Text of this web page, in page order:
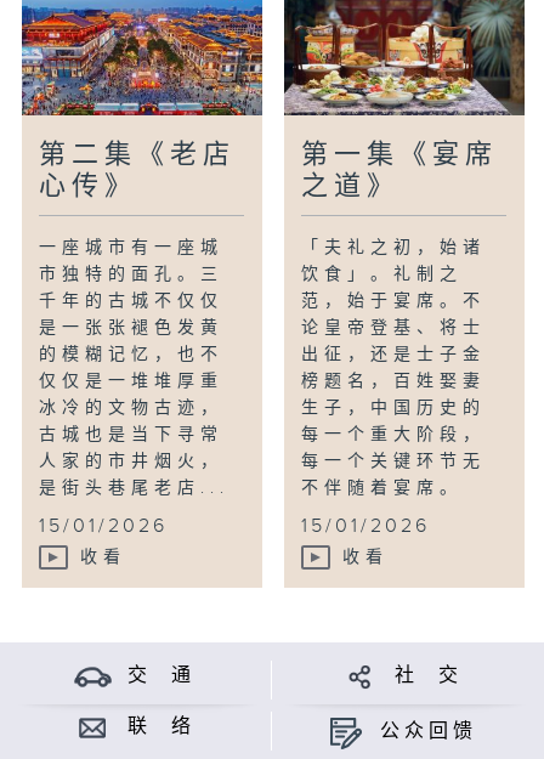
第二集《老店
心传》
一座城市有一座城
市独特的面孔。三
千年的古城不仅仅
是一张张褪色发黄
的模糊记忆，也不
仅仅是一堆堆厚重
冰冷的文物古迹，
古城也是当下寻常
人家的市井烟火，
是街头巷尾老店...
15/01/2026
收看
第一集《宴席
之道》
「夫礼之初，始诸
饮食」。礼制之
范，始于宴席。不
论皇帝登基、将士
出征，还是士子金
榜题名，百姓娶妻
生子，中国历史的
每一个重大阶段，
每一个关键环节无
不伴随着宴席。
15/01/2026
收看
交 通 社 交
联 络 公众回馈